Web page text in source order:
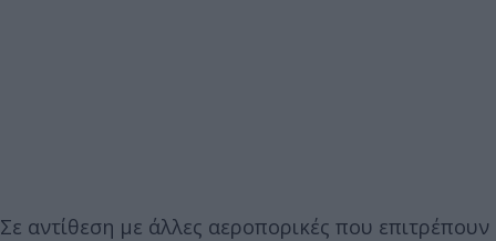
Σε αντίθεση με άλλες αεροπορικές που επιτρέπουν